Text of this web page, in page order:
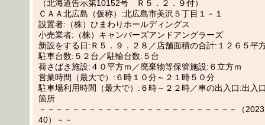
（北海道告示第10152号 Ｒ５．２．９付）
ＣＡＡ北広島（仮称）:北広島市美沢５丁目１－１
設置者:（株）ひまわりホールディングス
小売業者:（株）キャンパーズアンドアングラーズ
新設をする日:Ｒ５．９．２８／店舗面積の合計:１２６５平
駐車台数:５２台／駐輪台数:５台
荷さばき施設:４０平方ｍ／廃棄物等保管施設:６立方ｍ
営業時間（最大で）:６時１０分～２１時５０分
駐車場利用時間（最大で）:６時～２２時／車の出入口:出入
箇所
－－－－－－－－－－－－－－－－－－－－－－－－（
40）－－